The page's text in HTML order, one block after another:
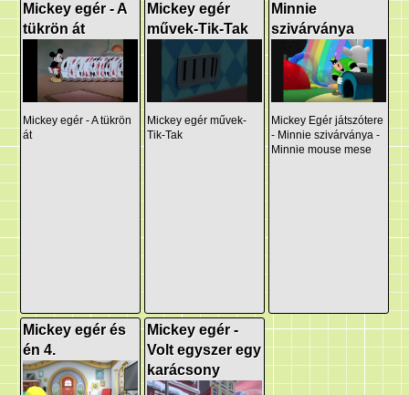
Mickey egér - A
tükrön át
Mickey egér - A tükrön
át
Mickey egér
művek-Tik-Tak
Mickey egér művek-
Tik-Tak
Minnie
szivárványa
Mickey Egér játszótere
- Minnie szivárványa -
Minnie mouse mese
Mickey egér és
én 4.
Mickey egér -
Volt egyszer egy
karácsony